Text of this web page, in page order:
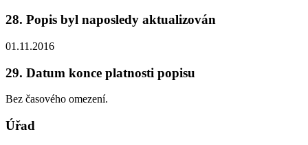
28. Popis byl naposledy aktualizován
01.11.2016
29. Datum konce platnosti popisu
Bez časového omezení.
Úřad